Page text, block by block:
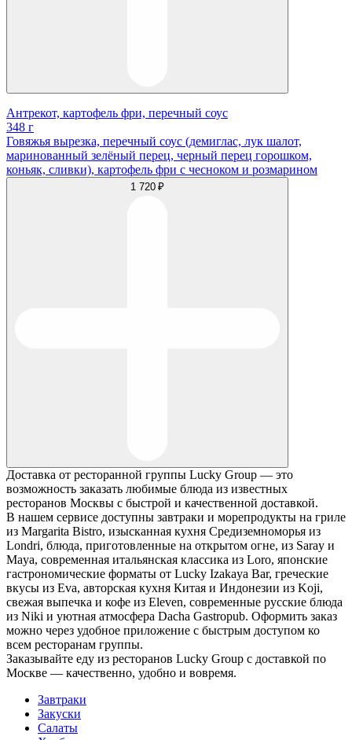
Антрекот, картофель фри, перечный соус
348 г
Говяжья вырезка, перечный соус (демиглас, лук шалот,
маринованный зелёный перец, черный перец горошком,
коньяк, сливки), картофель фри с чесноком и розмарином
1 720 ₽
Доставка от ресторанной группы Lucky Group — это
возможность заказать любимые блюда из известных
ресторанов Москвы с быстрой и качественной доставкой.
В нашем сервисе доступны завтраки и морепродукты на гриле
из Margarita Bistro, изысканная кухня Средиземноморья из
Londri, блюда, приготовленные на открытом огне, из Saray и
Maya, современная итальянская классика из Loro, японские
гастрономические форматы от Lucky Izakaya Bar, греческие
вкусы из Eva, авторская кухня Китая и Индонезии из Koji,
свежая выпечка и кофе из Eleven, современные русские блюда
из Niki и уютная атмосфера Dacha Gastropub. Оформить заказ
можно через удобное приложение с быстрым доступом ко
всем ресторанам группы.
Заказывайте еду из ресторанов Lucky Group с доставкой по
Москве — качественно, удобно и вовремя.
Завтраки
Закуски
Салаты